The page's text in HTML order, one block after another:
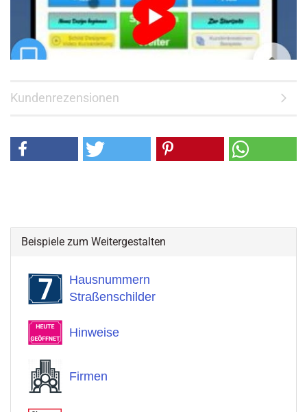
Kundenrezensionen
Beispiele zum Weitergestalten
Hausnummern
Straßenschilder
Hinweise
Firmen